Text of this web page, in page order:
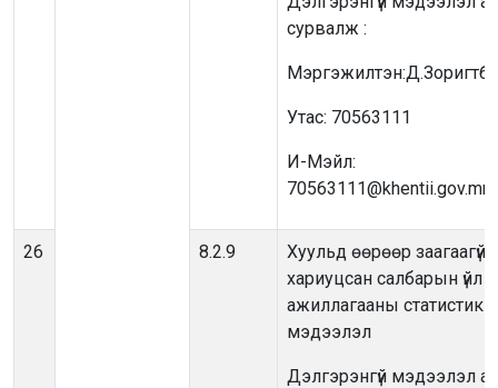
сурвалж :
Утас: 70563111
И-Мэйл:
70563111@khentii.gov.mn
26 8.2.9
Хуульд өөрөөр заагаагүй
хариуцсан салбарын үйл
ажиллагааны статистик
мэдээлэл
Дэлгэрэнгүй мэдээлэл